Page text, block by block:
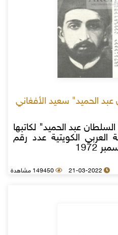
الحميد" سعيد الأفغاني
عبد الحميد" لكاتبها
الكويتية عدد رقم
21-03-2022 149450 مشاهدة